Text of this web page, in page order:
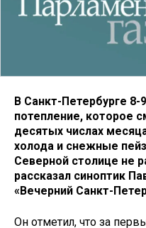
В Санкт-Петербурге
потепление, которое
десятых числах
холода и снежные
Северной столице не
рассказал синоптик
«Вечерний Санкт-
Он отметил, что за